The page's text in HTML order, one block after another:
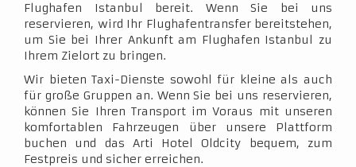
Flughafen Istanbul bereit. Wenn Sie bei uns
reservieren, wird Ihr Flughafentransfer bereitstehen,
um Sie bei Ihrer Ankunft am Flughafen Istanbul zu
Ihrem Zielort zu bringen.
Wir bieten Taxi-Dienste sowohl für kleine als auch
für große Gruppen an. Wenn Sie bei uns reservieren,
können Sie Ihren Transport im Voraus mit unseren
komfortablen Fahrzeugen über unsere Plattform
buchen und das Arti Hotel Oldcity bequem, zum
Festpreis und sicher erreichen.